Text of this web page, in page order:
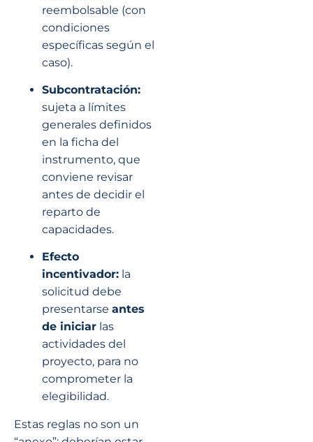
reembolsable (con
condiciones
específicas según el
caso).
Subcontratación:
sujeta a límites
generales definidos
en la ficha del
instrumento, que
conviene revisar
antes de decidir el
reparto de
capacidades.
Efecto
incentivador: la
solicitud debe
presentarse antes
de iniciar las
actividades del
proyecto, para no
comprometer la
elegibilidad.
Estas reglas no son un